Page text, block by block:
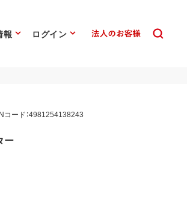
報 ログイン
コード：4981254138243
ー